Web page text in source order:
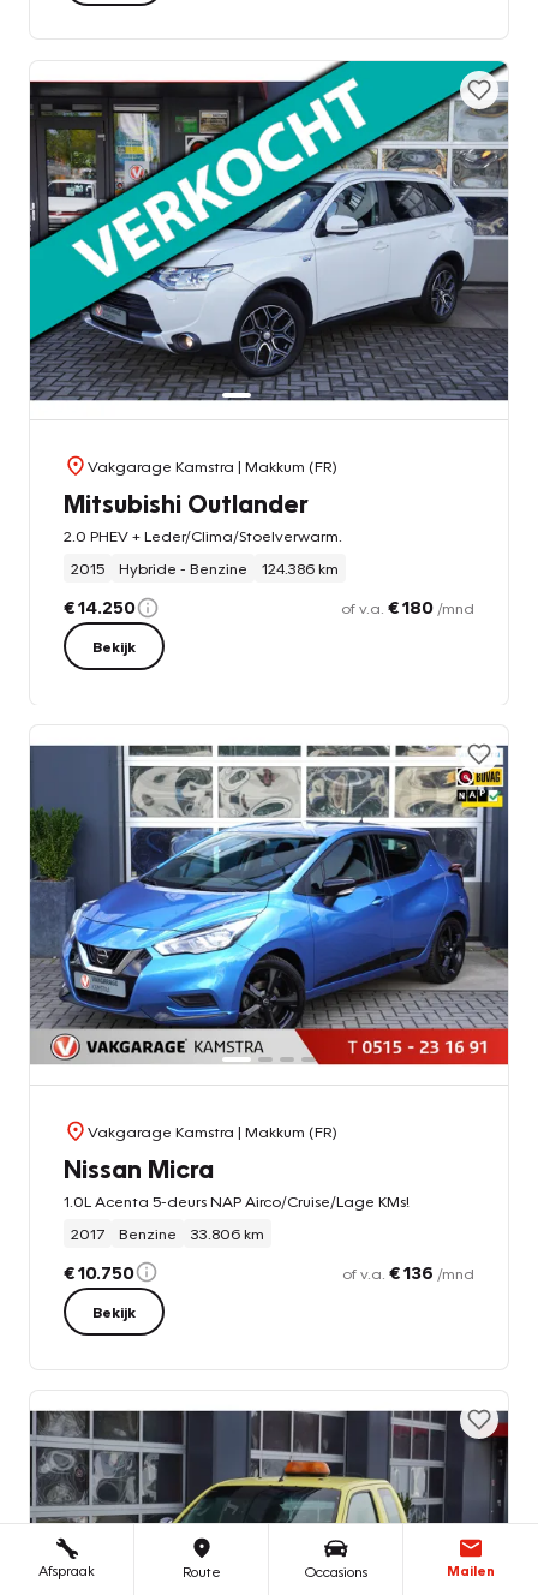
Vakgarage Kamstra | Makkum (FR)
Mitsubishi Outlander
2.0 PHEV + Leder/Clima/Stoelverwarm.
2015
Hybride - Benzine 124.386 km
€ 14.250 of v.a. € 180 /mnd
Bekijk
Vakgarage Kamstra | Makkum (FR)
Nissan Micra
1.0L Acenta 5-deurs NAP Airco/Cruise/Lage KMs!
2017
Benzine 33.806 km
€ 10.750 of v.a. € 136 /mnd
Bekijk
Afspraak Route Occasions Mailen